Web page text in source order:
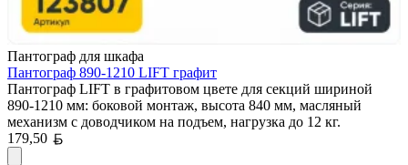
Пантограф для шкафа
Пантограф 890-1210 LIFT графит
Пантограф LIFT в графитовом цвете для секций шириной
890-1210 мм: боковой монтаж, высота 840 мм, масляный
механизм с доводчиком на подъем, нагрузка до 12 кг.
179,50